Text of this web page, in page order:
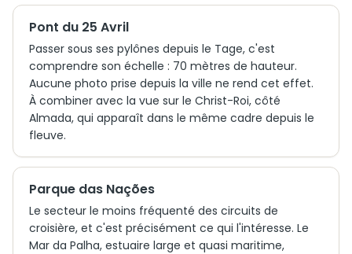
Pont du 25 Avril
Passer sous ses pylônes depuis le Tage, c'est
comprendre son échelle : 70 mètres de hauteur.
Aucune photo prise depuis la ville ne rend cet effet.
À combiner avec la vue sur le Christ-Roi, côté
Almada, qui apparaît dans le même cadre depuis le
fleuve.
Parque das Nações
Le secteur le moins fréquenté des circuits de
croisière, et c'est précisément ce qui l'intéresse. Le
Mar da Palha, estuaire large et quasi maritime,